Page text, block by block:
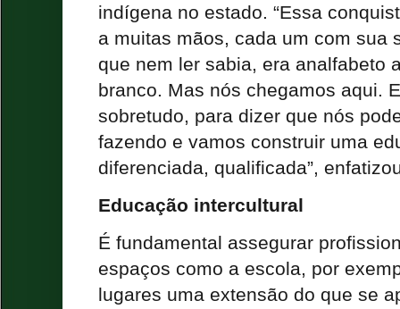
indígena no estado. “Essa
a muitas mãos, cada um com sua
que nem ler sabia, era analfabeto
branco. Mas nós chegamos aqui.
sobretudo, para dizer que nós
fazendo e vamos construir uma
diferenciada, qualificada”,
Educação intercultural
É fundamental assegurar
espaços como a escola, por
lugares uma extensão do que se